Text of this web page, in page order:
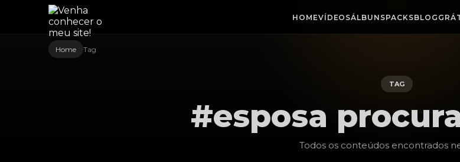
HOMEVÍDEOSÁLBUNSPACKSBLOG
Home Tag
TAG
#esposa
Todos os conteúdos encontrados